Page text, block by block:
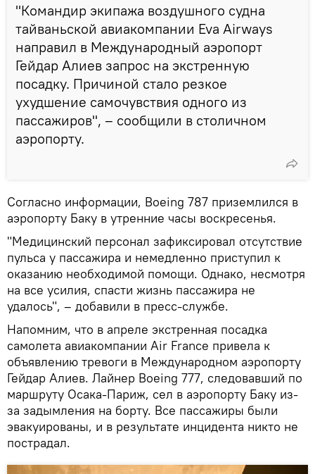
"Командир экипажа воздушного судна
тайваньской авиакомпании Eva Airways
направил в Международный аэропорт
Гейдар Алиев запрос на экстренную
посадку. Причиной стало резкое
ухудшение самочувствия одного из
пассажиров", – сообщили в столичном
аэропорту.
Согласно информации, Boeing 787 приземлился в
аэропорту Баку в утренние часы воскресенья.
"Медицинский персонал зафиксировал отсутствие
пульса у пассажира и немедленно приступил к
оказанию необходимой помощи. Однако, несмотря
на все усилия, спасти жизнь пассажира не
удалось", – добавили в пресс-службе.
Напомним, что в апреле экстренная посадка
самолета авиакомпании Air France привела к
объявлению тревоги в Международном аэропорту
Гейдар Алиев. Лайнер Boeing 777, следовавший по
маршруту Осака-Париж, сел в аэропорту Баку из-
за задымления на борту. Все пассажиры были
эвакуированы, и в результате инцидента никто не
пострадал.